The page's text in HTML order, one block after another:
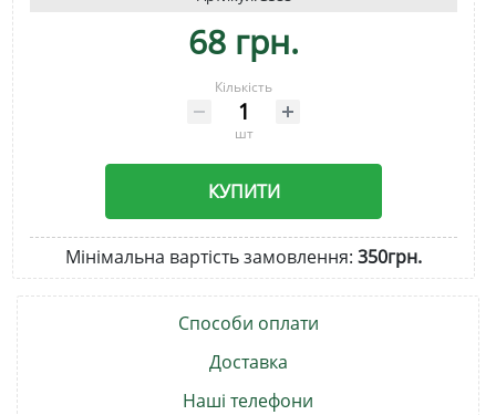
68 грн.
Кількість
шт
КУПИТИ
Мінімальна вартість замовлення: 350грн.
Способи оплати
Доставка
Наші телефони